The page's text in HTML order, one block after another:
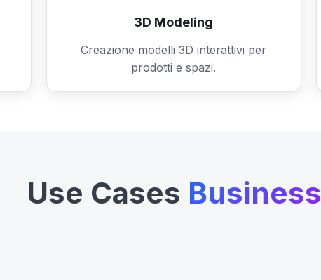
3D Modeling
Creazione modelli 3D interattivi per
prodotti e spazi.
Use Cases Business